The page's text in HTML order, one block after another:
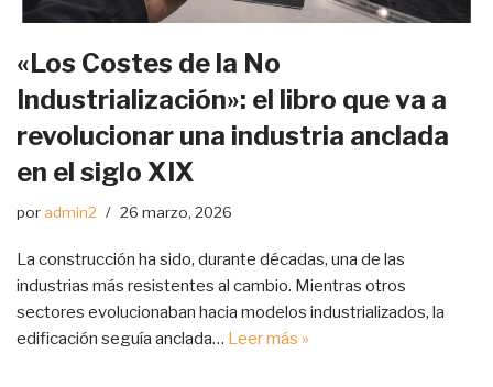
«Los Costes de la No
Industrialización»: el libro que va a
revolucionar una industria anclada
en el siglo XIX
por admin2 26 marzo, 2026
La construcción ha sido, durante décadas, una de las
industrias más resistentes al cambio. Mientras otros
sectores evolucionaban hacia modelos industrializados, la
edificación seguía anclada… Leer más »